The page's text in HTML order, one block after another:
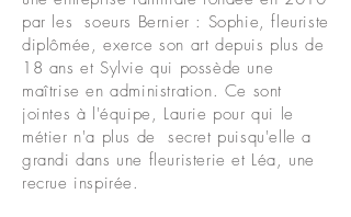
par les soeurs Bernier : Sophie, fleuriste
diplômée, exerce son art depuis plus de
18 ans et Sylvie qui possède une
maîtrise en administration. Ce sont
jointes à l'équipe, Laurie pour qui le
métier n'a plus de secret puisqu'elle a
grandi dans une fleuristerie et Léa, une
recrue inspirée.